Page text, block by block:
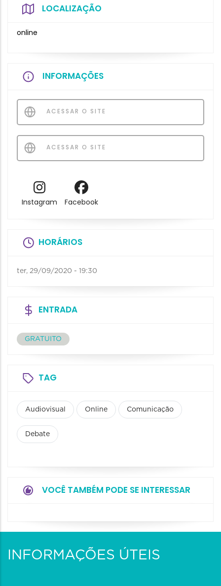
LOCALIZAÇÃO
online
INFORMAÇÕES
ACESSAR O SITE
ACESSAR O SITE
Instagram Facebook
HORÁRIOS
ter, 29/09/2020 - 19:30
ENTRADA
GRATUITO
TAG
Audiovisual Online Comunicação
Debate
VOCÊ TAMBÉM PODE SE INTERESSAR
INFORMAÇÕES ÚTEIS